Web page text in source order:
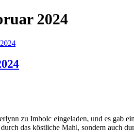
2024
zu Imbolc eingeladen, und es gab
das köstliche Mahl, sondern auch